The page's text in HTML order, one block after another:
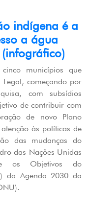
indígena é a
a água
municípios que
começando por
com subsídios
de contribuir com
de novo Plano
às políticas de
das mudanças do
das Nações Unidas
os Objetivos do
da Agenda 2030 da